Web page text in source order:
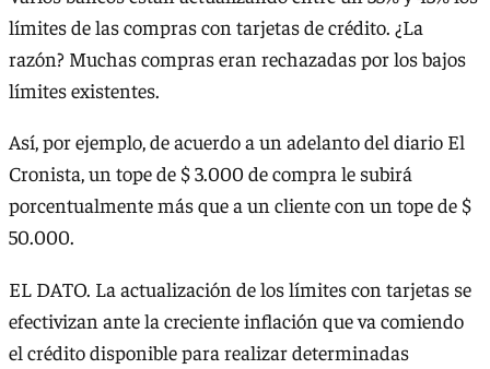
límites de las compras con tarjetas de crédito. ¿La
razón? Muchas compras eran rechazadas por los bajos
límites existentes.
Así, por ejemplo, de acuerdo a un adelanto del diario El
Cronista, un tope de $ 3.000 de compra le subirá
porcentualmente más que a un cliente con un tope de $
50.000.
EL DATO. La actualización de los límites con tarjetas se
efectivizan ante la creciente inflación que va comiendo
el crédito disponible para realizar determinadas